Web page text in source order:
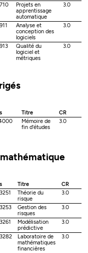
Projets en
apprentissage
automatique
3.0
Analyse et
conception des
logiciels
3.0
Qualité du
logiciel et
métriques
3.0
Titre
CR
Mémoire de
fin d'études
3.0
Titre
CR
Théorie du
risque
3.0
Gestion des
risques
3.0
Modélisation
prédictive
3.0
Laboratoire de
mathématiques
financières
3.0